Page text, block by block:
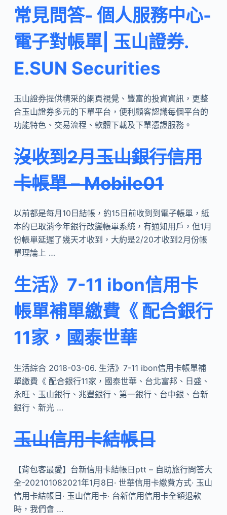
常見問答- 個人服務中心-
電子對帳單| 玉山證券.
E.SUN Securities
玉山證券提供精采的網頁視覺、豐富的投資資訊，更整
合玉山證券多元的下單平台，便利顧客認識每個平台的
功能特色、交易流程、軟體下載及下單憑證服務。
沒收到2月玉山銀行信用
卡帳單 – Mobile01
以前都是每月10日結帳，約15日前收到到電子帳單，紙
本的已取消今年銀行改變帳單系統，有通知用戶，但1月
份帳單延遲了幾天才收到，大約是2/20才收到2月份帳
單理論上 …
生活》7-11 ibon信用卡
帳單補單繳費《 配合銀行
11家，國泰世華
生活綜合 2018-03-06. 生活》7-11 ibon信用卡帳單補
單繳費《 配合銀行11家，國泰世華、台北富邦、日盛、
永旺、玉山銀行、兆豐銀行、第一銀行、台中銀、台新
銀行、新光 …
玉山信用卡結帳日
【背包客最愛】台新信用卡結帳日ptt – 自助旅行問答大
全-202101082021年1月8日· 世華信用卡繳費方式· 玉山
信用卡結帳日· 玉山信用卡· 台新信用信用卡全額退款
時，我們會 …